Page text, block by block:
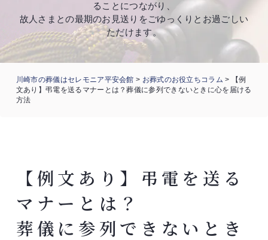
ることにつながり、
故人さまとの最期のお見送りをごゆっくりとお過ごしい
ただけます。
川崎市の葬儀はセレモニア平安会館 > お葬式のお役立ちコラム >
【例
文あり】弔電を送るマナーとは？葬儀に参列できないときに心を届ける
方法
【例文あり】弔電を送る
マナーとは？
葬儀に参列できないとき